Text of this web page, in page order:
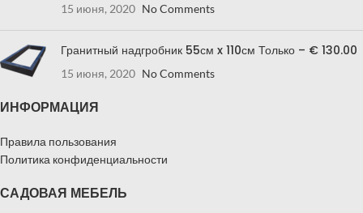
15 июня, 2020 No Comments
Гранитный надгробник 55см x 110см Только – € 130.00
15 июня, 2020 No Comments
ИНФОРМАЦИЯ
Правила пользования
Политика конфиденциальности
САДОВАЯ МЕБЕЛЬ